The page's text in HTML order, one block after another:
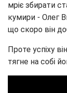
мріє збирати
кумири - Олег
що скоро він
Проте успіху
тягне на собі